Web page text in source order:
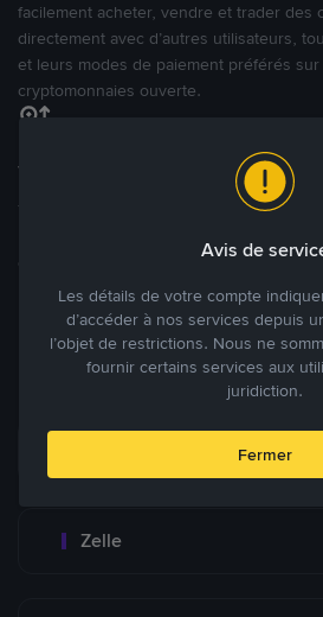
facilement acheter, vendre et trader des
directement avec d’autres utilisateurs,
et leurs modes de paiement préférés
cryptomonnaies ouverte.
Tradez à des prix avantageux pour
Tradez des cryptos en étant libres
des annonces commerciales pour fixer
Blog P2P
Principaux modes de
Zelle
Avis de
Les détails de votre compte
d’accéder à nos services depuis
l’objet de restrictions. Nous ne
fournir certains services aux
juridiction.
Fermer